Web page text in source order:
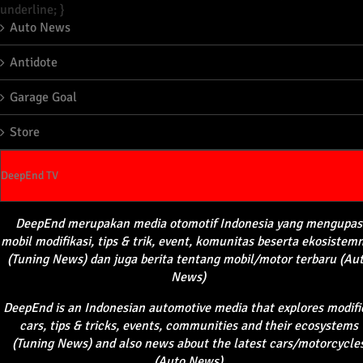
underline; }
Auto News
Antidote
Garage Goal
Store
DeepEnd TV
DeepEnd merupakanmedia otomotifIndonesia yangmengupas
mobil modifikasi, tips & trik, event, komunitas beserta
(Tuning News) dan juga berita tentang mobil/motor terbaru
News)
DeepEndis an Indonesian automotive media that explores
cars, tips & tricks, events, communities and their ecosystems
(Tuning News) and also news about the latest cars/